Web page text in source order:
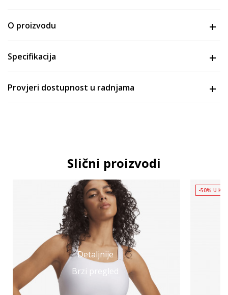
O proizvodu
Specifikacija
Provjeri dostupnost u radnjama
Slični proizvodi
Detaljnije
Brzi pregled
-50% U